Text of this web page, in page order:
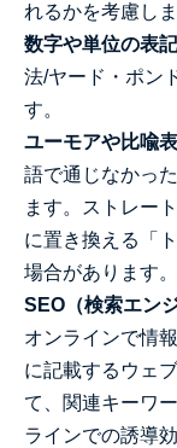
れるかを考慮しま
数字や単位の表
法/ヤード・ポン
す。
ユーモアや比喩
語で通じなかっ
ます。ストレー
に置き換える「
場合があります。
SEO（検索エン
オンラインで情
に記載するウェ
て、関連キーワ
ラインでの誘導